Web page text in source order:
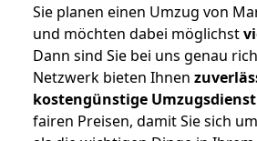
Sie planen einen Umzug von
und möchten dabei möglichst
Dann sind Sie bei uns genau
Netzwerk bieten Ihnen
kostengünstige
fairen Preisen, damit Sie sich